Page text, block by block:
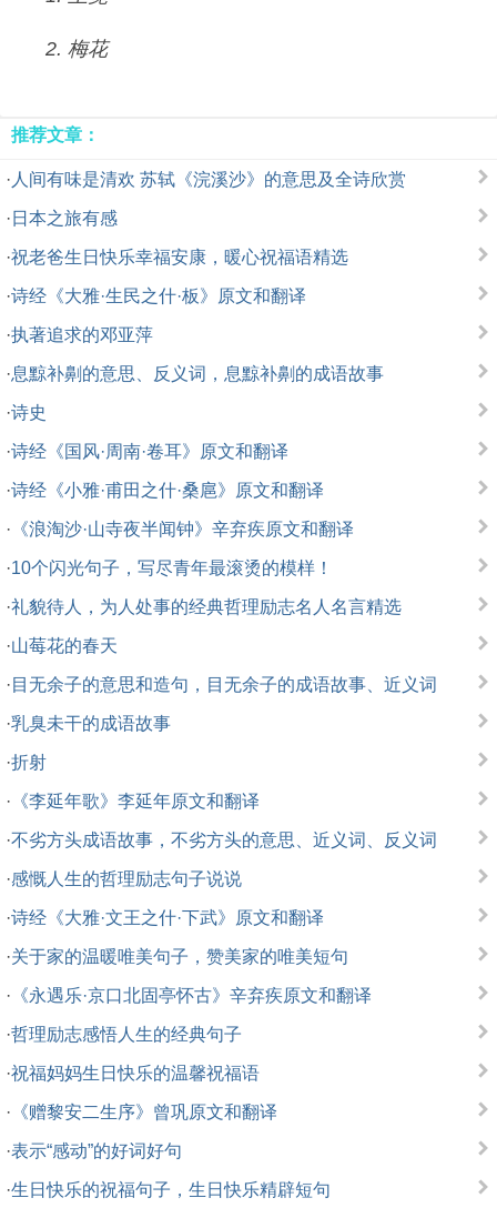
2. 梅花
推荐文章：
· 人间有味是清欢 苏轼《浣溪沙》的意思及全诗欣赏
· 日本之旅有感
·祝老爸生日快乐幸福安康，暖心祝福语精选
·诗经《大雅·生民之什·板》原文和翻译
·执著追求的邓亚萍
·息黥补劓的意思、反义词，息黥补劓的成语故事
·诗史
·诗经《国风·周南·卷耳》原文和翻译
·诗经《小雅·甫田之什·桑扈》原文和翻译
· 《浪淘沙·山寺夜半闻钟》辛弃疾原文和翻译
·10个闪光句子，写尽青年最滚烫的模样！
·礼貌待人，为人处事的经典哲理励志名人名言精选
·山莓花的春天
· 目无余子的意思和造句，目无余子的成语故事、近义词
·乳臭未干的成语故事
·折射
· 《李延年歌》李延年原文和翻译
·不劣方头成语故事，不劣方头的意思、近义词、反义词
·感慨人生的哲理励志句子说说
·诗经《大雅·文王之什·下武》原文和翻译
·关于家的温暖唯美句子，赞美家的唯美短句
· 《永遇乐·京口北固亭怀古》辛弃疾原文和翻译
·哲理励志感悟人生的经典句子
·祝福妈妈生日快乐的温馨祝福语
· 《赠黎安二生序》曾巩原文和翻译
·表示“感动”的好词好句
·生日快乐的祝福句子，生日快乐精辟短句